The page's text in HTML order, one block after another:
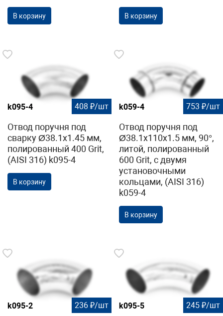
В корзину В корзину
k095-4 408 ₽/шт
Отвод поручня под
сварку Ø38.1х1.45 мм,
полированный 400 Grit,
(AISI 316) k095-4
В корзину
k059-4 753 ₽/шт
Отвод поручня под
Ø38.1х110х1.5 мм, 90°,
литой, полированный
600 Grit, с двумя
установочными
кольцами, (AISI 316)
k059-4
В корзину
k095-2 236 ₽/шт k095-5 245 ₽/шт